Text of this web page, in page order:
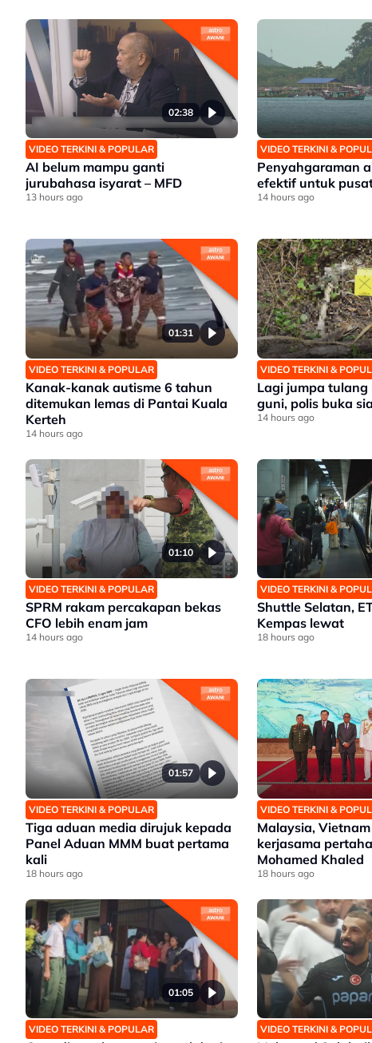
02:38
VIDEO TERKINI & POPULAR
AI belum mampu ganti
jurubahasa isyarat – MFD
13 hours ago
VIDEO TERKINI &
Penyahgaraman
efektif untuk
14 hours ago
01:31
VIDEO TERKINI & POPULAR
Kanak-kanak autisme 6 tahun
ditemukan lemas di Pantai Kuala
Kerteh
14 hours ago
VIDEO TERKINI &
Lagi jumpa
guni, polis buka
14 hours ago
01:10
VIDEO TERKINI & POPULAR
SPRM rakam percakapan bekas
CFO lebih enam jam
14 hours ago
VIDEO TERKINI &
Shuttle Selatan,
Kempas lewat
18 hours ago
01:57
VIDEO TERKINI & POPULAR
Tiga aduan media dirujuk kepada
Panel Aduan MMM buat pertama
kali
18 hours ago
VIDEO TERKINI &
Malaysia,
kerjasama
Mohamed Khaled
18 hours ago
01:05
VIDEO TERKINI & POPULAR VIDEO TERKINI &